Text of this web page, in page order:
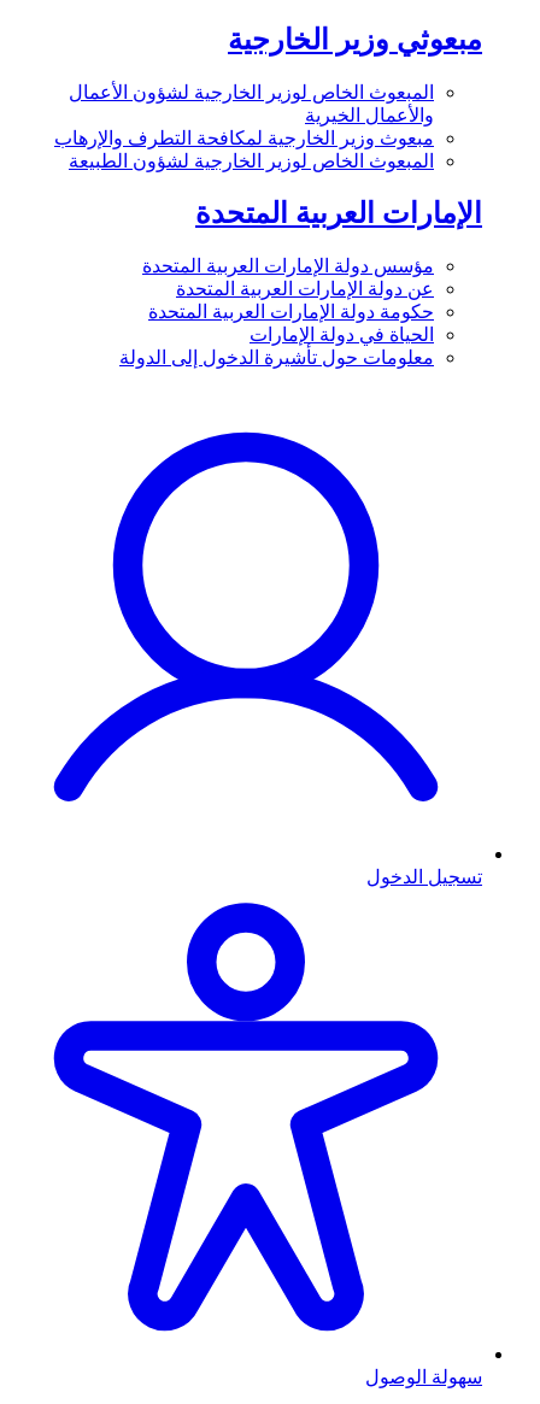
مبعوثي وزير الخارجية
المبعوث الخاص لوزير الخارجية لشؤون الأعمال
والأعمال الخيرية
مبعوث وزير الخارجية لمكافحة التطرف والإرهاب
المبعوث الخاص لوزير الخارجية لشؤون الطبيعة
الإمارات العربية المتحدة
مؤسس دولة الإمارات العربية المتحدة
عن دولة الإمارات العربية المتحدة
حكومة دولة الإمارات العربية المتحدة
الحياة في دولة الإمارات
معلومات حول تأشيرة الدخول إلى الدولة
تسجيل الدخول
سهولة الوصول